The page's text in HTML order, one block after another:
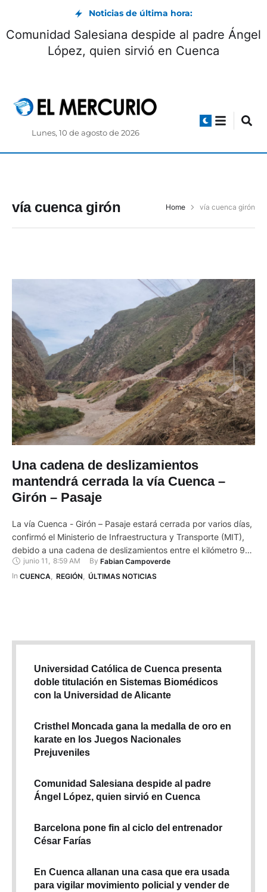
Noticias de última hora:
Comunidad Salesiana despide al padre Ángel
López, quien sirvió en Cuenca
Lunes, 10 de agosto de 2026
vía cuenca girón Home vía cuenca girón
Una cadena de deslizamientos
mantendrá cerrada la vía Cuenca –
Girón – Pasaje
La vía Cuenca - Girón – Pasaje estará cerrada por varios días,
confirmó el Ministerio de Infraestructura y Transporte (MIT),
debido a una cadena de deslizamientos entre el kilómetro 90
y 105. El organismo de transporte refirió que este jueves 11 de
junio de 2026, más de 40.000 metros cúbicos de material
junio 11 , 8:59 AM By Fabian Campoverde
In CUENCA REGIÓN ÚLTIMAS NOTICIAS
Universidad Católica de Cuenca presenta
doble titulación en Sistemas Biomédicos
con la Universidad de Alicante
Cristhel Moncada gana la medalla de oro en
karate en los Juegos Nacionales
Prejuveniles
Comunidad Salesiana despide al padre
Ángel López, quien sirvió en Cuenca
Barcelona pone fin al ciclo del entrenador
César Farías
En Cuenca allanan una casa que era usada
para vigilar movimiento policial y vender de